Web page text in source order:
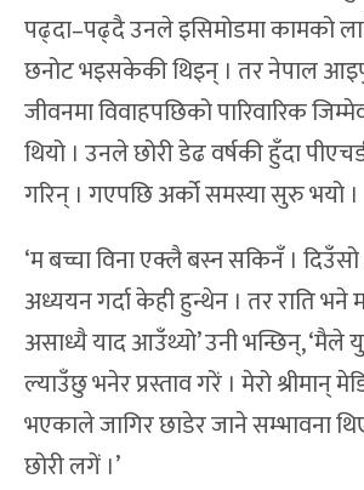
पढ्दा–पढ्दै उनले इसिमोडमा कामको
छनोट भइसकेकी थिइन् । तर नेपाल
जीवनमा विवाहपछिको पारिवारिक
थियो । उनले छोरी डेढ वर्षकी हुँदा
गरिन् । गएपछि अर्को समस्या सुरु भयो ।
‘म बच्चा विना एक्लै बस्न सकिनँ । दिउँसो
अध्ययन गर्दा केही हुन्थेन । तर राति भने
असाध्यै याद आउँथ्यो’ उनी भन्छिन्, ‘मैले
ल्याउँछु भनेर प्रस्ताव गरें । मेरो श्रीमान्
भएकाले जागिर छाडेर जाने सम्भावना
छोरी लगें ।’